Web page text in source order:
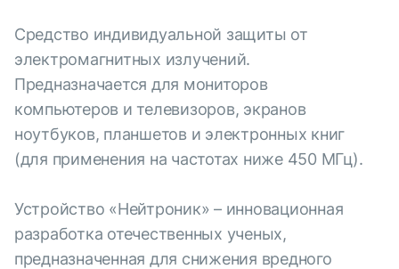
Средство индивидуальной защиты от
электромагнитных излучений.
Предназначается для мониторов
компьютеров и телевизоров, экранов
ноутбуков, планшетов и электронных книг
(для применения на частотах ниже 450 МГц).
Устройство «Нейтроник» – инновационная
разработка отечественных ученых,
предназначенная для снижения вредного